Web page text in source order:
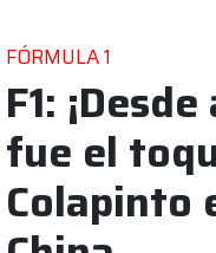
FÓRMULA 1
F1:
fue el
Colapinto